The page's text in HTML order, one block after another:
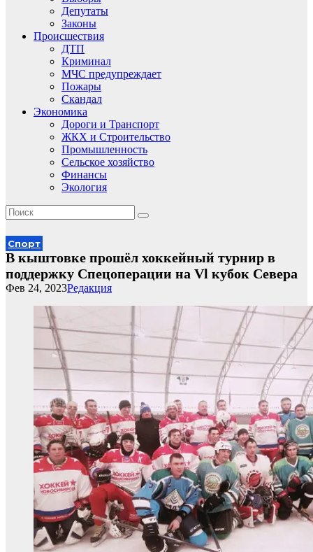
Депутаты
Законы
Происшествия
ДТП
Криминал
МЧС предупреждает
Пожары
Скандал
Экономика
Дороги и Транспорт
ЖКХ и Строительство
Промышленность
Сельское хозяйство
Финансы
Экология
Спорт
В кыштовке прошёл хоккейный турнир в
поддержку Спецоперации на Vl кубок Севера
Редакция
Фев 24, 2023